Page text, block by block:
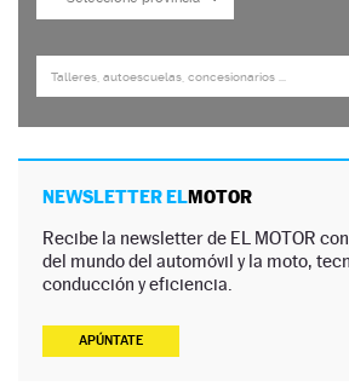
NEWSLETTER ELMOTOR
Recibe la newsletter de EL MOTOR
del mundo del automóvil y la moto,
conducción y eficiencia.
APÚNTATE